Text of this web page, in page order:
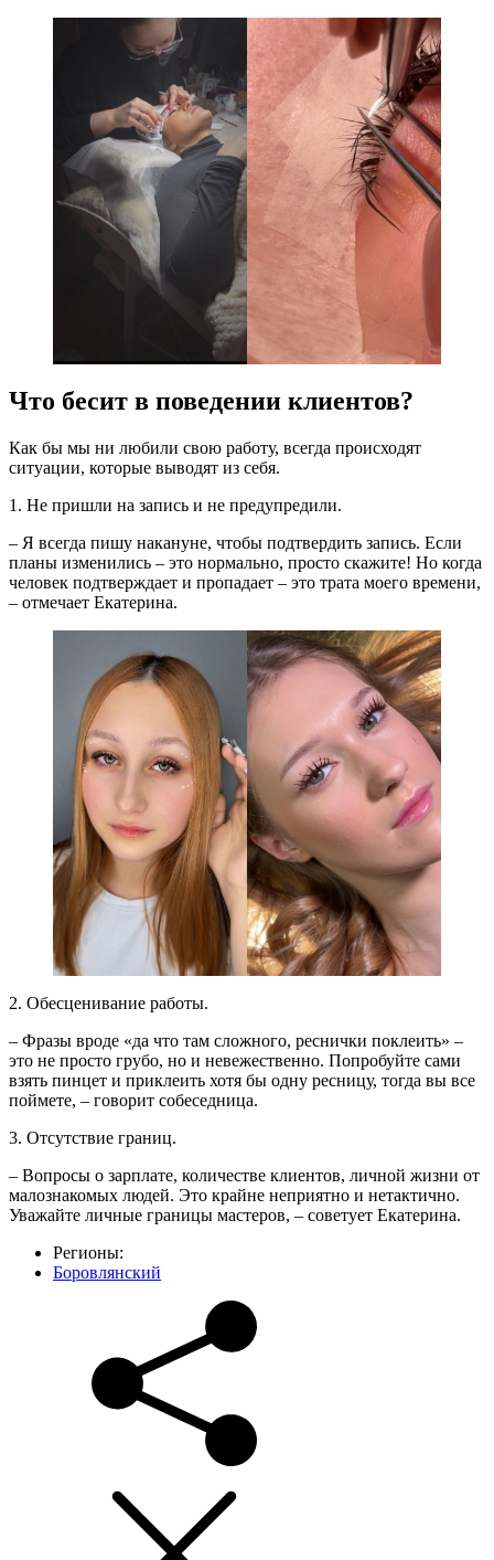
Что бесит в поведении клиентов?
Как бы мы ни любили свою работу, всегда происходят
ситуации, которые выводят из себя.
1. Не пришли на запись и не предупредили.
– Я всегда пишу накануне, чтобы подтвердить запись. Если
планы изменились – это нормально, просто скажите! Но когда
человек подтверждает и пропадает – это трата моего времени,
– отмечает Екатерина.
2. Обесценивание работы.
– Фразы вроде «да что там сложного, реснички поклеить» –
это не просто грубо, но и невежественно. Попробуйте сами
взять пинцет и приклеить хотя бы одну ресницу, тогда вы все
поймете, – говорит собеседница.
3. Отсутствие границ.
– Вопросы о зарплате, количестве клиентов, личной жизни от
малознакомых людей. Это крайне неприятно и нетактично.
Уважайте личные границы мастеров, – советует Екатерина.
Регионы:
Боровлянский